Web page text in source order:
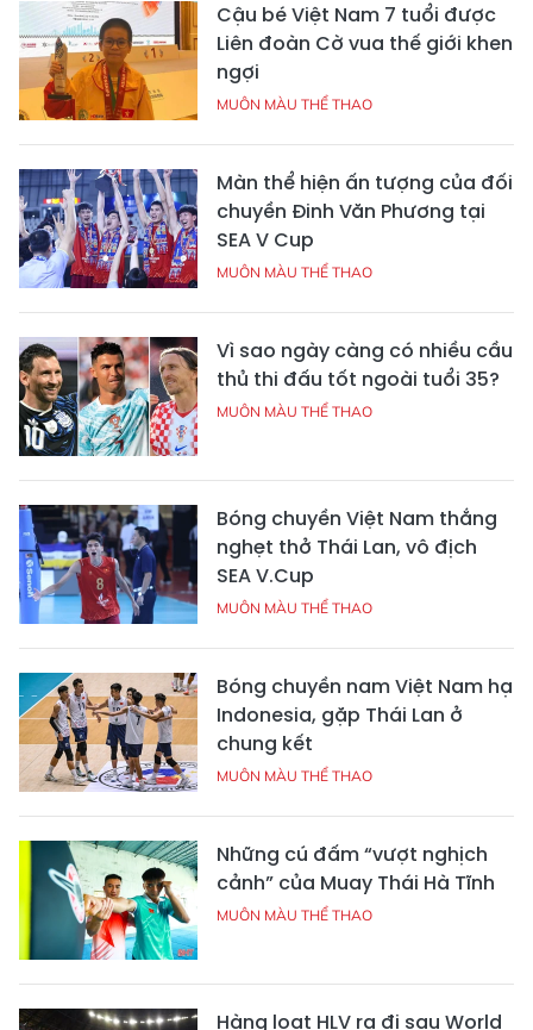
Cậu bé Việt Nam 7 tuổi được
Liên đoàn Cờ vua thế giới khen
ngợi
MUÔN MÀU THỂ THAO
Màn thể hiện ấn tượng của đối
chuyền Đinh Văn Phương tại
SEA V Cup
MUÔN MÀU THỂ THAO
Vì sao ngày càng có nhiều cầu
thủ thi đấu tốt ngoài tuổi 35?
MUÔN MÀU THỂ THAO
Bóng chuyền Việt Nam thắng
nghẹt thở Thái Lan, vô địch
SEA V.Cup
MUÔN MÀU THỂ THAO
Bóng chuyền nam Việt Nam hạ
Indonesia, gặp Thái Lan ở
chung kết
MUÔN MÀU THỂ THAO
Những cú đấm “vượt nghịch
cảnh” của Muay Thái Hà Tĩnh
MUÔN MÀU THỂ THAO
Hàng loạt HLV ra đi sau World